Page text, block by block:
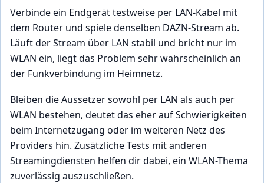
Verbinde ein Endgerät testweise per LAN-Kabel mit
dem Router und spiele denselben DAZN-Stream ab.
Läuft der Stream über LAN stabil und bricht nur im
WLAN ein, liegt das Problem sehr wahrscheinlich an
der Funkverbindung im Heimnetz.
Bleiben die Aussetzer sowohl per LAN als auch per
WLAN bestehen, deutet das eher auf Schwierigkeiten
beim Internetzugang oder im weiteren Netz des
Providers hin. Zusätzliche Tests mit anderen
Streamingdiensten helfen dir dabei, ein WLAN-Thema
zuverlässig auszuschließen.